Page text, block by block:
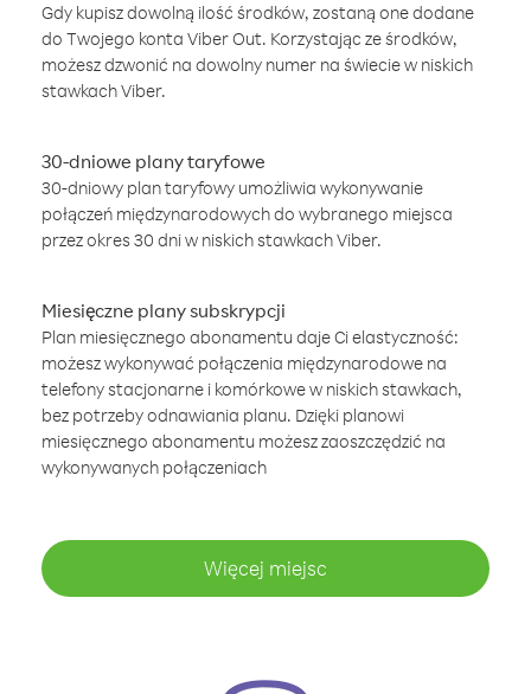
Gdy kupisz dowolną ilość środków, zostaną one dodane
do Twojego konta Viber Out. Korzystając ze środków,
możesz dzwonić na dowolny numer na świecie w niskich
stawkach Viber.
30-dniowe plany taryfowe
30-dniowy plan taryfowy umożliwia wykonywanie
połączeń międzynarodowych do wybranego miejsca
przez okres 30 dni w niskich stawkach Viber.
Miesięczne plany subskrypcji
Plan miesięcznego abonamentu daje Ci elastyczność:
możesz wykonywać połączenia międzynarodowe na
telefony stacjonarne i komórkowe w niskich stawkach,
bez potrzeby odnawiania planu. Dzięki planowi
miesięcznego abonamentu możesz zaoszczędzić na
wykonywanych połączeniach
Więcej miejsc